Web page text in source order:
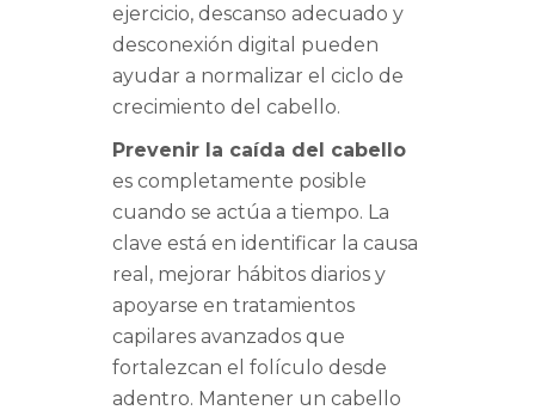
ejercicio, descanso adecuado y
desconexión digital pueden
ayudar a normalizar el ciclo de
crecimiento del cabello.
Prevenir la caída del cabello
es completamente posible
cuando se actúa a tiempo. La
clave está en identificar la causa
real, mejorar hábitos diarios y
apoyarse en tratamientos
capilares avanzados que
fortalezcan el folículo desde
adentro. Mantener un cabello